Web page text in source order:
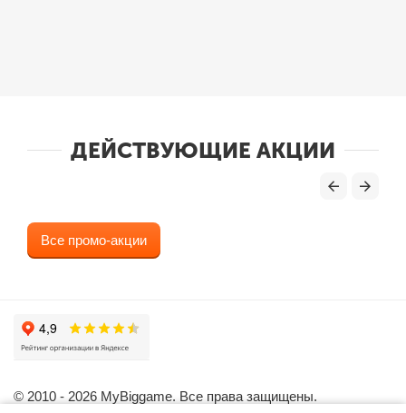
ДЕЙСТВУЮЩИЕ АКЦИИ
Все промо-акции
© 2010 - 2026 MyBiggame. Все права защищены.